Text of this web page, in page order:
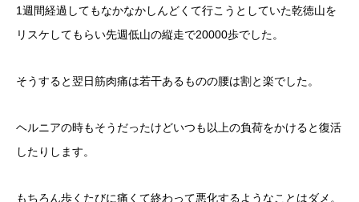
1週間経過してもなかなかしんどくて行こうとしていた乾徳山を
リスケしてもらい先週低山の縦走で20000歩でした。
そうすると翌日筋肉痛は若干あるものの腰は割と楽でした。
ヘルニアの時もそうだったけどいつも以上の負荷をかけると復活
したりします。
もちろん歩くたびに痛くて終わって悪化するようなことはダメ。